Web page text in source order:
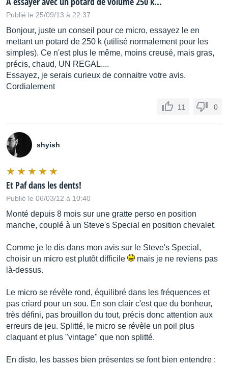
Publié le 25/09/13 à 22:37
Bonjour, juste un conseil pour ce micro, essayez le en
mettant un potard de 250 k (utilisé normalement pour les
simples). Ce n'est plus le même, moins creusé, mais gras,
précis, chaud, UN REGAL....
Essayez, je serais curieux de connaitre votre avis.
Cordialement
11 0
shyish
Et Paf dans les dents!
Publié le 06/03/12 à 10:40
Monté depuis 8 mois sur une gratte perso en position
manche, couplé à un Steve's Special en position chevalet.
Comme je le dis dans mon avis sur le Steve's Special,
choisir un micro est plutôt difficile
mais je ne reviens pas
là-dessus.
Le micro se révèle rond, équilibré dans les fréquences et
pas criard pour un sou. En son clair c'est que du bonheur,
très défini, pas brouillon du tout, précis donc attention aux
erreurs de jeu. Splitté, le micro se révèle un poil plus
claquant et plus "vintage" que non splitté.
En disto, les basses bien présentes se font bien entendre :